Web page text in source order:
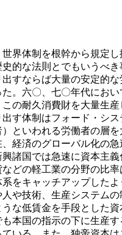
界体制を根幹から規定し
的な法則とでもいうべ
すならば大量の安定的
。六〇、七〇年代にお
の耐久消費財を大量生
す体制はフォード・シ
といわれる労働者の層
経済のグローバル化の急
諸国では急速に資本主
どの軽工業の分野の比
をキャッチアップした
や技術、生産システム
な低賃金を手段とした
本国の指示の下に生産